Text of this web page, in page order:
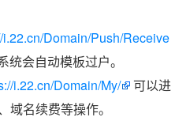
i.22.cn/Domain/Push/Receive
会自动模板过户。
i.22.cn/Domain/My/
可以进
域名续费等操作。